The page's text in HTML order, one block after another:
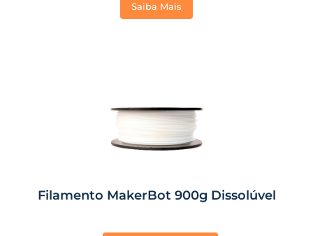
Saiba Mais
Filamento MakerBot 900g Dissolúvel